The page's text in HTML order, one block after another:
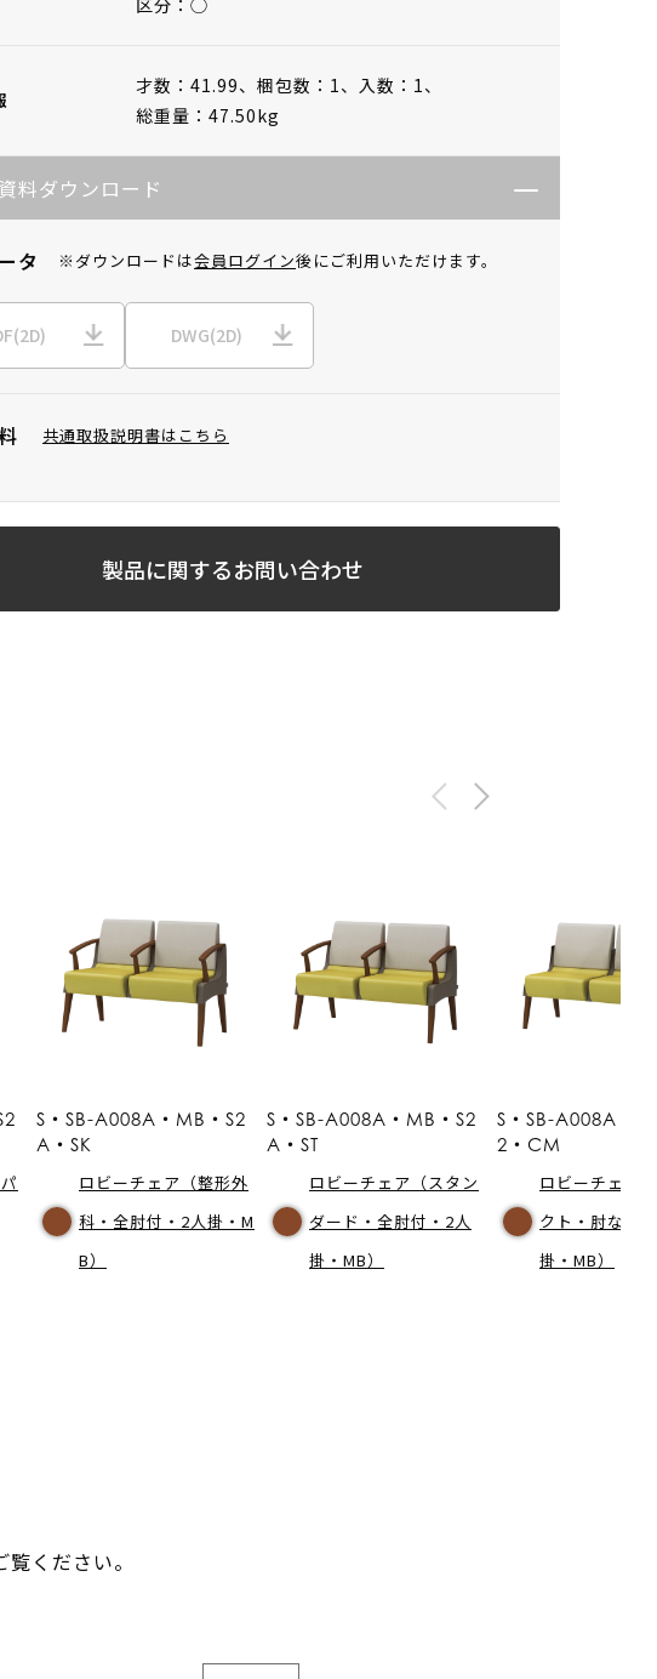
才数：41.99、 梱包数：1、 入数：1、
総重量：47.50kg
料ダウンロード
タ ※ダウンロードは会員ログイン後にご利用いただけます。
DWG(2D)
共通取扱説明書はこちら
製品に関するお問い合わせ
S・SB-A008A・MB・S2
A・SK
ロビーチェア（整形外
科・全肘付・2人掛・M
B）
S・SB-A008A・MB・S2
A・ST
ロビーチェア（スタン
ダード・全肘付・2人
掛・MB）
S・SB-A008A・
2・CM
ロビーチェア
クト・肘なし
掛・MB）
覧ください。